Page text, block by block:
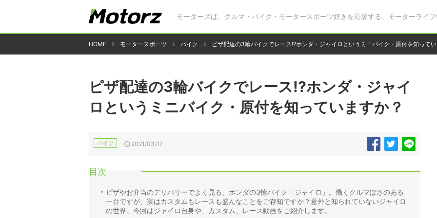
モーターズは、クルマ・バイク・モータースポーツ好きを応援する、モーターライフ
HOME モータースポーツ バイク ピザ配達の3輪バイクでレース!?ホンダ・ジャイロというミニバイク・原付を知ってい
ピザ配達の3輪バイクでレース!?ホンダ・ジャイ
ロというミニバイク・原付を知っていますか？
バイク 2021/03/17
目次
ピザやお弁当のデリバリーでよく見る、ホンダの3輪バイク「ジャイロ」。働くクルマぽさのある
一台ですが、実はカスタムもレースも盛んなことをご存知ですか？意外と知られていないジャイロ
の世界。今回はジャイロ自身や、カスタム、レース動画をご紹介します。